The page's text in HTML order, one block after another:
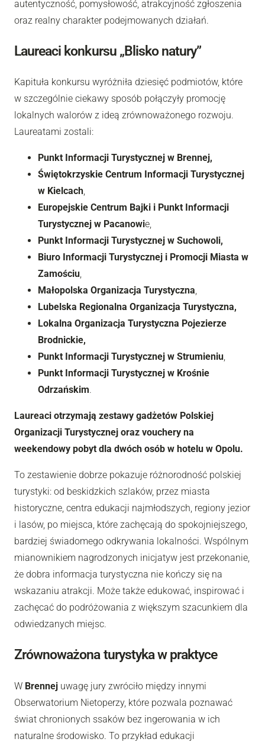
autentyczność, pomysłowość, atrakcyjność zgłoszenia
oraz realny charakter podejmowanych działań.
Laureaci konkursu „Blisko natury”
Kapituła konkursu wyróżniła dziesięć podmiotów, które
w szczególnie ciekawy sposób połączyły promocję
lokalnych walorów z ideą zrównoważonego rozwoju.
Laureatami zostali:
Punkt Informacji Turystycznej w Brennej,
Świętokrzyskie Centrum Informacji Turystycznej
w Kielcach,
Europejskie Centrum Bajki i Punkt Informacji
Turystycznej w Pacanowie,
Punkt Informacji Turystycznej w Suchowoli,
Biuro Informacji Turystycznej i Promocji Miasta w
Zamościu,
Małopolska Organizacja Turystyczna,
Lubelska Regionalna Organizacja Turystyczna,
Lokalna Organizacja Turystyczna Pojezierze
Brodnickie,
Punkt Informacji Turystycznej w Strumieniu,
Punkt Informacji Turystycznej w Krośnie
Odrzańskim.
Laureaci otrzymają zestawy gadżetów Polskiej
Organizacji Turystycznej oraz vouchery na
weekendowy pobyt dla dwóch osób w hotelu w Opolu.
To zestawienie dobrze pokazuje różnorodność polskiej
turystyki: od beskidzkich szlaków, przez miasta
historyczne, centra edukacji najmłodszych, regiony jezior
i lasów, po miejsca, które zachęcają do spokojniejszego,
bardziej świadomego odkrywania lokalności. Wspólnym
mianownikiem nagrodzonych inicjatyw jest przekonanie,
że dobra informacja turystyczna nie kończy się na
wskazaniu atrakcji. Może także edukować, inspirować i
zachęcać do podróżowania z większym szacunkiem dla
odwiedzanych miejsc.
Zrównoważona turystyka w praktyce
W Brennej uwagę jury zwróciło między innymi
Obserwatorium Nietoperzy, które pozwala poznawać
świat chronionych ssaków bez ingerowania w ich
naturalne środowisko. To przykład edukacji